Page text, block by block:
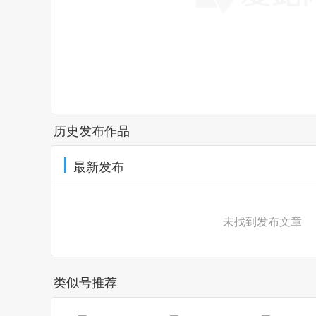
历史发布作品
最新发布
未找到发布文章
类似号推荐